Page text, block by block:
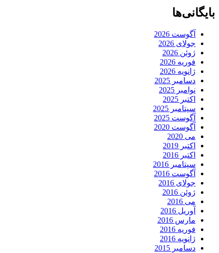
بایگانی‌ها
آگوست 2026
جولای 2026
ژوئن 2026
فوریه 2026
ژانویه 2026
دسامبر 2025
نوامبر 2025
اکتبر 2025
سپتامبر 2025
آگوست 2025
آگوست 2020
می 2020
اکتبر 2019
اکتبر 2016
سپتامبر 2016
آگوست 2016
جولای 2016
ژوئن 2016
می 2016
آوریل 2016
مارس 2016
فوریه 2016
ژانویه 2016
دسامبر 2015